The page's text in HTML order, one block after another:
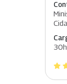
30h